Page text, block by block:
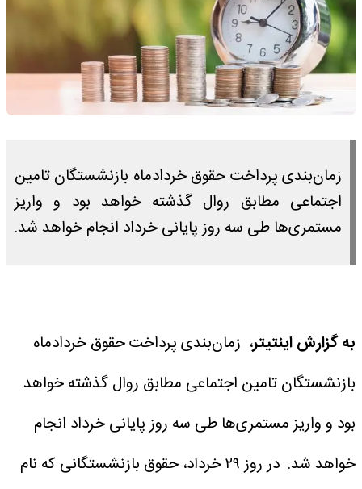
زمان‌بندی پرداخت حقوق خردادماه بازنشستگان تامین
اجتماعی مطابق روال گذشته خواهد بود و واریز
مستمری‌ها طی سه روز پایانی خرداد انجام خواهد شد.
به گزارش اینتیتر، زمان‌بندی پرداخت حقوق خردادماه
بازنشستگان تامین اجتماعی مطابق روال گذشته خواهد
بود و واریز مستمری‌ها طی سه روز پایانی خرداد انجام
خواهد شد.
در روز ۲۹ خرداد، حقوق بازنشستگانی که نام